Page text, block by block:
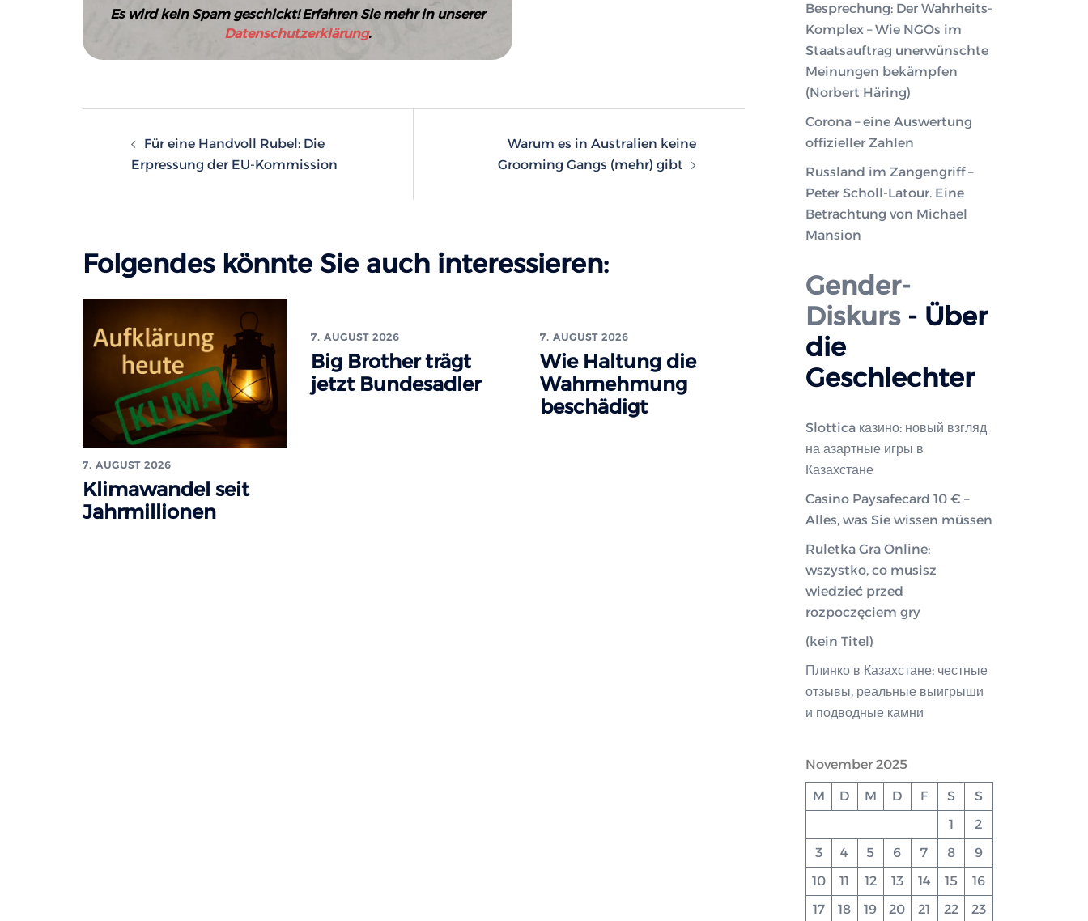
Es wird kein Spam geschickt! Erfahren Sie mehr in unserer
Datenschutzerklärung.
Für eine Handvoll Rubel: Die
Erpressung der EU-Kommission
Warum es in Australien keine
Grooming Gangs (mehr) gibt
Folgendes könnte Sie auch interessieren:
7. AUGUST 2026
Klimawandel seit
Jahrmillionen
7. AUGUST 2026
Big Brother trägt
jetzt Bundesadler
7. AUGUST 2026
Wie Haltung die
Wahrnehmung
beschädigt
Besprechung: Der Wahrheits-
Komplex – Wie NGOs im
Staatsauftrag unerwünschte
Meinungen bekämpfen
(Norbert Häring)
Corona – eine Auswertung
offizieller Zahlen
Russland im Zangengriff –
Peter Scholl-Latour. Eine
Betrachtung von Michael
Mansion
Gender-
Diskurs- Über
die
Geschlechter
Slottica казино: новый взгляд
на азартные игры в
Казахстане
Casino Paysafecard 10 € –
Alles, was Sie wissen müssen
Ruletka Gra Online:
wszystko, co musisz
wiedzieć przed
rozpoczęciem gry
(kein Titel)
Плинко в Казахстане: честные
отзывы, реальные выигрыши
и подводные камни
November 2025
M D M D F S
S
1
2
3
4 5 6 7 8
9
10
11 12 13 14 15
16
17
18 19 20 21 22 23